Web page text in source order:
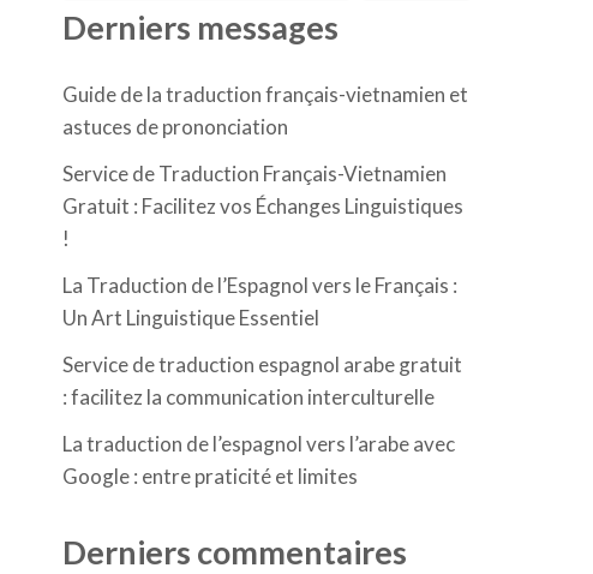
Derniers messages
Guide de la traduction français-vietnamien et
astuces de prononciation
Service de Traduction Français-Vietnamien
Gratuit : Facilitez vos Échanges Linguistiques
!
La Traduction de l’Espagnol vers le Français :
Un Art Linguistique Essentiel
Service de traduction espagnol arabe gratuit
: facilitez la communication interculturelle
La traduction de l’espagnol vers l’arabe avec
Google : entre praticité et limites
Derniers commentaires